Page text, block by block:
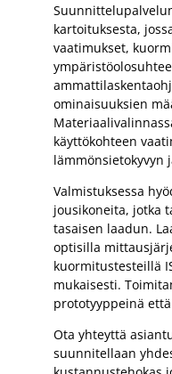
kartoituksesta,
vaatimukset,
ominaisuuksien
käyttökohteen
lämmönsietokyvyn
Valmistuksessa
jousikoneita, jotka
tasaisen laadun.
optisilla
kuormitustesteillä
mukaisesti.
prototyyppeinä
Ota yhteyttä
suunnitellaan